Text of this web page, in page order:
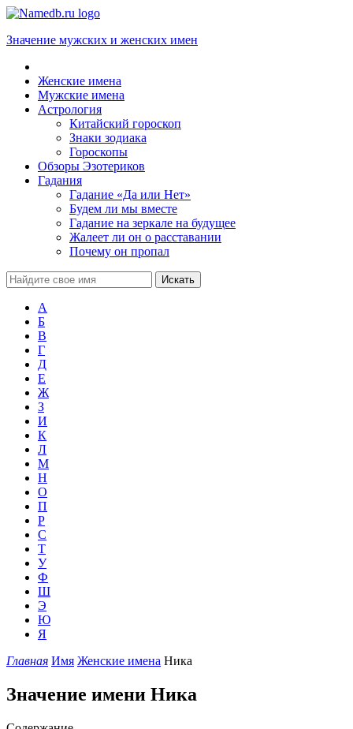
Значение мужских и женских имен
Женские имена
Мужские имена
Астрология
Китайский гороскоп
Знаки зодиака
Гороскопы
Обзоры Эзотериков
Гадания
Гадание «Да или Нет»
Будем ли мы вместе
Гадание на зеркале на будущее
Жалеет ли он о расставании
Почему он пропал
А
Б
В
Г
Д
Е
Ж
З
И
К
Л
М
Н
О
П
Р
С
Т
У
Ф
Ш
Э
Ю
Я
Главная Имя Женские имена Ника
Значение имени Ника